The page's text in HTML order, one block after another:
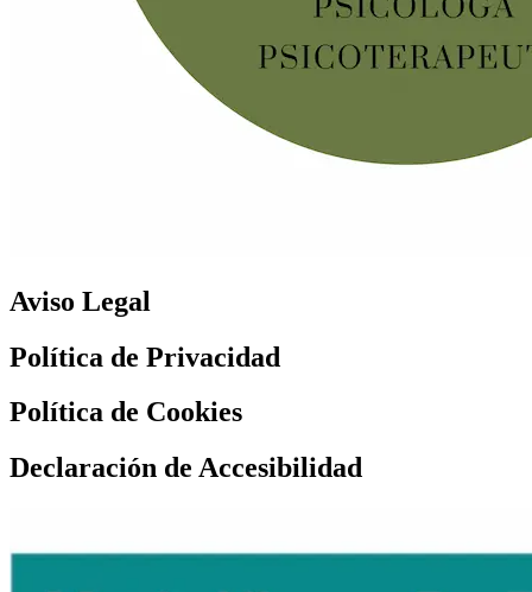
Aviso Legal
Política de Privacidad
Política de Cookies
Declaración de Accesibilidad